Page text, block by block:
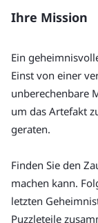
Ihre Mission
Ein
Einst von einer
unberechenbare
um das Artefakt
geraten.
Finden Sie den
machen kann.
letzten
Puzzleteile